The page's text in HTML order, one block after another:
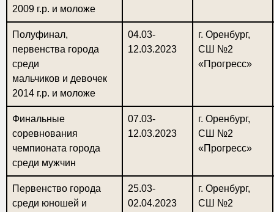
2009 г.р. и моложе
Полуфинал,
первенства города
среди
мальчиков и девочек
2014 г.р. и моложе
04.03-
12.03.2023
г. Оренбург,
СШ №2
«Прогресс»
Финальные
соревнования
чемпионата города
среди мужчин
07.03-
12.03.2023
г. Оренбург,
СШ №2
«Прогресс»
Первенство города
среди юношей и
25.03-
02.04.2023
г. Оренбург,
СШ №2